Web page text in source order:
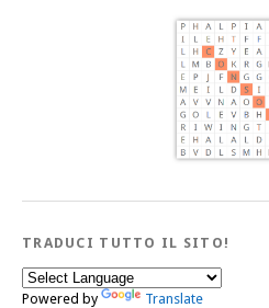
TRADUCI TUTTO IL SITO!
Powered by Translate